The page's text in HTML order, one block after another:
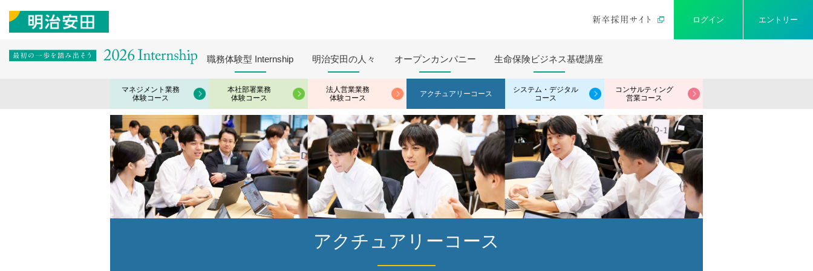
ログイン エントリー
職務体験型 Internship 明治安田の人々 オープンカンパニー 生命保険ビジネス基礎講座
マネジメント業務
体験コース
本社部署業務
体験コース
法人営業業務
体験コース
アクチュアリーコース
システム・デジタル
コース
コンサルティング
営業コース
アクチュアリーコース